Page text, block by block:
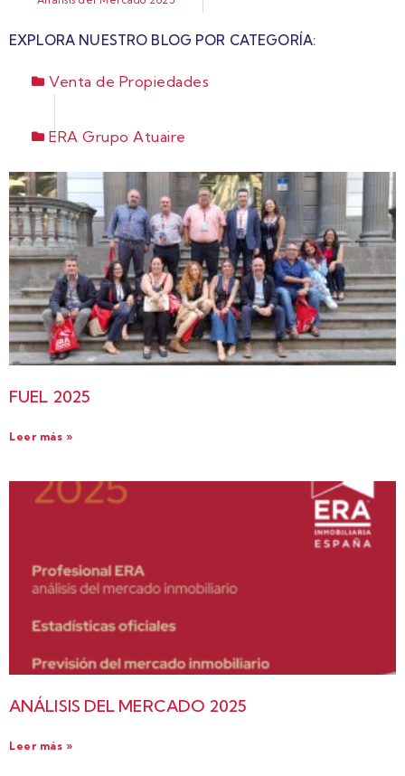
EXPLORA NUESTRO BLOG POR CATEGORÍA:
Venta de Propiedades
ERA Grupo Atuaire
FUEL 2025
Leer más »
ANÁLISIS DEL MERCADO 2025
Leer más »